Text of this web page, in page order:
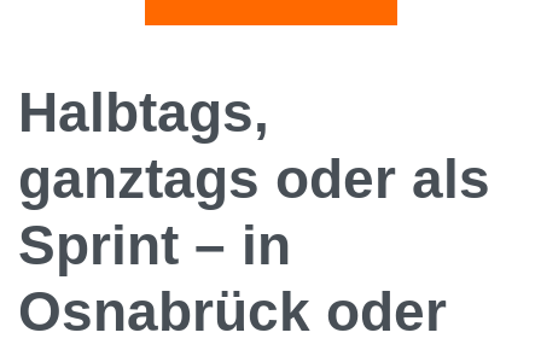
Halbtags,
ganztags oder als
Sprint – in
Osnabrück oder